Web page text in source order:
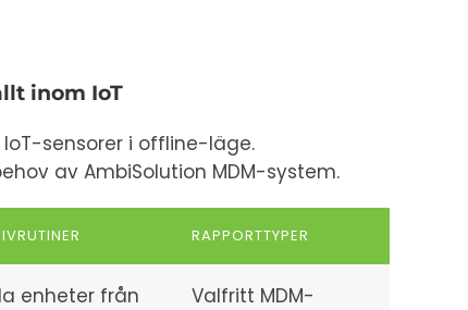
inom IoT
sensorer i offline-läge.
av AmbiSolution MDM-system.
RAPPORTTYPER
enheter från
Valfritt MDM-